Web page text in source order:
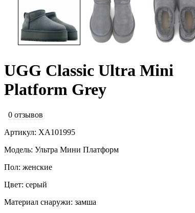
UGG Classic Ultra Mini
Platform Grey
0 отзывов
Артикул: XА101995
Модель: Ультра Мини Платформ
Пол: женские
Цвет: серый
Материал снаружи: замша